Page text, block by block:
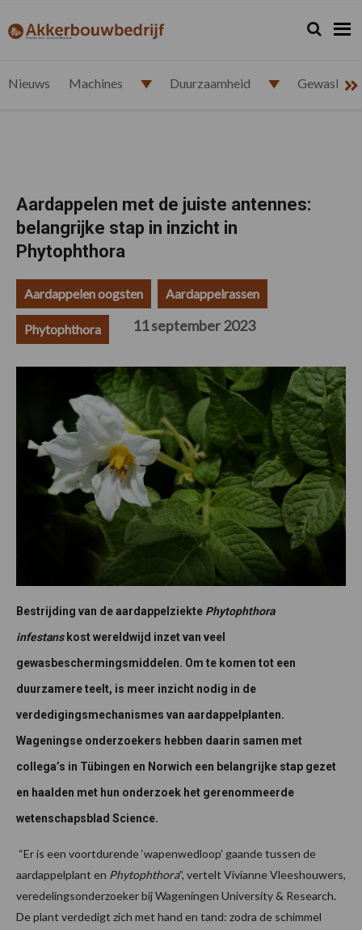
de
de
de
de
akkerbouwbedrijf.nl Zoeken...
Zoek
Nieuws Machines Duurzaamheid
Aardappelen met de juiste antennes:
belangrijke stap in inzicht in
Phytophthora
Aardappelen oogsten Aardappelrassen
Phytophthora 11 september 2023
Bestrijding van de aardappelziekte Phytophthora
infestanskost wereldwijd inzet van veel
gewasbeschermingsmiddelen. Om te komen tot een
duurzamere teelt, is meer inzicht nodig in de
verdedigingsmechanismes van aardappelplanten.
Wageningse onderzoekers hebben daarin samen met
collega’s in Tübingen en Norwich een belangrijke stap gezet
en haalden met hun onderzoek het gerenommeerde
wetenschapsblad Science.
“Er is een voortdurende ‘wapenwedloop’ gaande tussen de
aardappelplant en Phytophthora”, vertelt Vivianne Vleeshouwers,
veredelingsonderzoeker bij Wageningen University & Research.
De plant verdedigt zich met hand en tand: zodra de schimmel